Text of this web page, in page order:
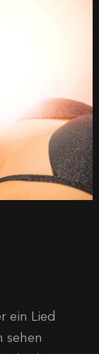
ein Lied
sehen